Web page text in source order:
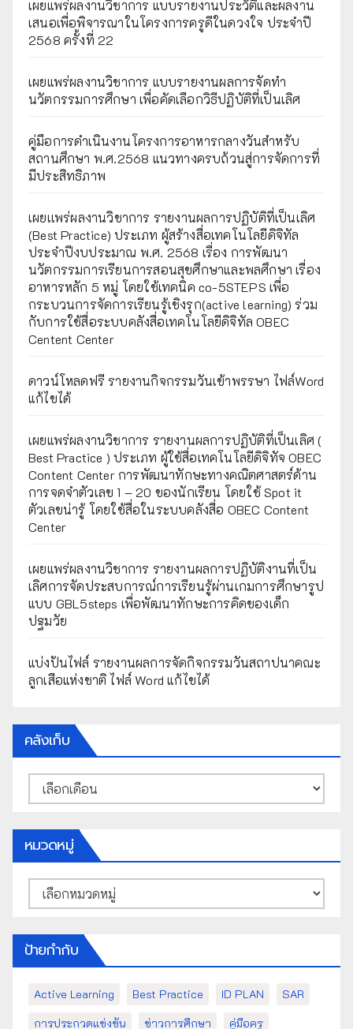
เผยแพร่ผลงานวิชาการ แบบรายงานประวัติและผลงาน
เสนอเพื่อพิจารณาในโครงการครูดีในดวงใจ ประจำปี
2568 ครั้งที่ 22
เผยแพร่ผลงานวิชาการ แบบรายงานผลการจัดทำ
นวัตกรรมการศึกษา เพื่อคัดเลือกวิธีปฏิบัติที่เป็นเลิศ
คู่มือการดำเนินงานโครงการอาหารกลางวันสำหรับ
สถานศึกษา พ.ศ.2568 แนวทางครบถ้วนสู่การจัดการที่
มีประสิทธิภาพ
เผยเเพร่ผลงานวิชาการ รายงานผลการปฏิบัติที่เป็นเลิศ
(Best Practice) ประเภท ผู้สร้างสื่อเทคโนโลยีดิจิทัล
ประจำปีงบประมาณ พ.ศ. 2568 เรื่อง การพัฒนา
นวัตกรรมการเรียนการสอนสุขศึกษาและพลศึกษา เรื่อง
อาหารหลัก 5 หมู่ โดยใช้เทคนิค co-5STEPS เพื่อ
กระบวนการจัดการเรียนรู้เชิงรุก(active learning) ร่วม
กับการใช้สื่อระบบคลังสื่อเทคโนโลยีดิจิทัล OBEC
Centent Center
ดาวน์โหลดฟรี รายงานกิจกรรมวันเข้าพรรษา ไฟล์Word
แก้ไขได้
เผยแพร่ผลงานวิชาการ รายงานผลการปฏิบัติที่เป็นเลิศ (
Best Practice ) ประเภท ผู้ใช้สื่อเทคโนโลยีดิจิทัจ OBEC
Content Center การพัฒนาทักษะทางคณิตศาสตร์ด้าน
การจดจำตัวเลข 1 – 20 ของนักเรียน โดยใช้ Spot it
ตัวเลขน่ารู้ โดยใช้สื่อในระบบคลังสื่อ OBEC Content
Center
เผยแพร่ผลงานวิชาการ รายงานผลการปฏิบัติงานที่เป็น
เลิศการจัดประสบการณ์การเรียนรู้ผ่านเกมการศึกษารูป
แบบ GBL5steps เพื่อพัฒนาทักษะการคิดของเด็ก
ปฐมวัย
แบ่งปันไฟล์ รายงานผลการจัดกิจกรรมวันสถาปนาคณะ
ลูกเสือแห่งชาติ ไฟล์ Word แก้ไขได้
คลังเก็บ
คลัง
เก็บ
หมวดหมู่
หมวด
หมู่
ป้ายกำกับ
Active Learning Best Practice ID PLAN
SAR
การประกวดแข่งขัน
ข่าวการศึกษา
คู่มือครู